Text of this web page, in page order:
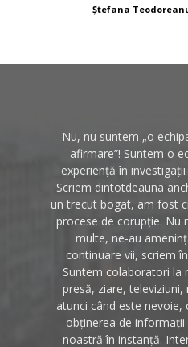
Ștefana
Nu, nu suntem „o
afirmare”! Suntem o
experiență în
Scriem dintotdeauna
un trecut bogat, am fost
procese de corupție. Nu
multe, ne-au
continuare vii, scriem
Suntem colaboratori la
presă, ziare,
atunci când este nevoie,
obținerea de
noastră în instanță.